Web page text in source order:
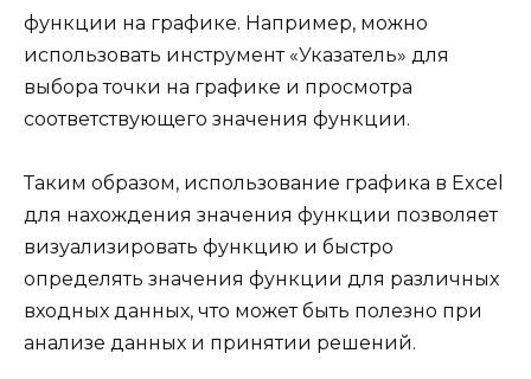
функции на графике. Например, можно
использовать инструмент «Указатель» для
выбора точки на графике и просмотра
соответствующего значения функции.
Таким образом, использование графика в Excel
для нахождения значения функции позволяет
визуализировать функцию и быстро
определять значения функции для различных
входных данных, что может быть полезно при
анализе данных и принятии решений.